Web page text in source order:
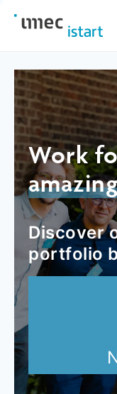
Work
Discover
portfolio